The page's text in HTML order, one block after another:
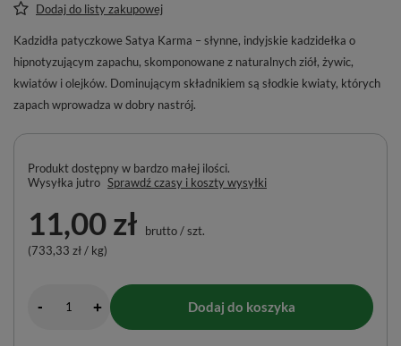
Dodaj do listy zakupowej
Kadzidła patyczkowe Satya Karma – słynne, indyjskie kadzidełka o
hipnotyzującym zapachu, skomponowane z naturalnych ziół, żywic,
kwiatów i olejków. Dominującym składnikiem są słodkie kwiaty, których
zapach wprowadza w dobry nastrój.
Produkt dostępny w bardzo małej ilości
Wysyłka jutro Sprawdź czasy i koszty wysyłki
11,00 zł brutto/szt.
(733,33 zł / kg)
- + Dodaj do koszyka